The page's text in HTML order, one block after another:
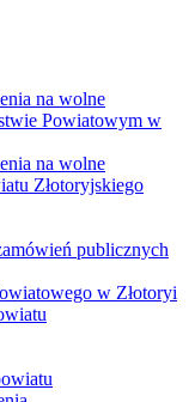
na wolne
Powiatowym w
na wolne
Złotoryjskiego
publicznych
w Złotoryi